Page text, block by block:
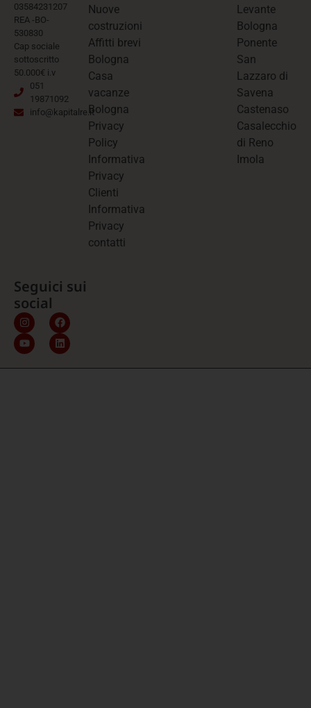
03584231207
REA -BO-
530830
Cap sociale
sottoscritto
50.000€ i.v
051
19871092
info@kapitalre.it
Nuove
costruzioni
Affitti brevi
Bologna
Casa
vacanze
Bologna
Privacy
Policy
Informativa
Privacy
Clienti
Informativa
Privacy
contatti
Levante
Bologna
Ponente
San
Lazzaro di
Savena
Castenaso
Casalecchio
di Reno
Imola
Seguici sui
social